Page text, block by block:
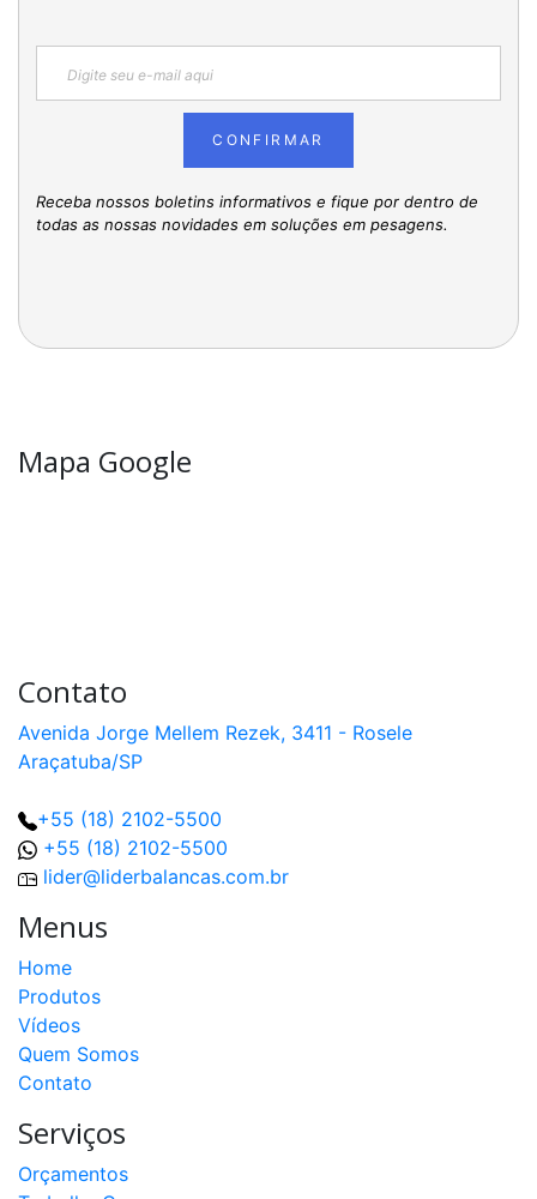
CONFIRMAR
Receba nossos boletins informativos e fique por dentro de
todas as nossas novidades em soluções em pesagens.
Mapa Google
Contato
Avenida Jorge Mellem Rezek, 3411 - Rosele
Araçatuba/SP
+55 (18) 2102-5500
+55 (18) 2102-5500
lider@liderbalancas.com.br
Menus
Home
Produtos
Vídeos
Quem Somos
Contato
Serviços
Orçamentos